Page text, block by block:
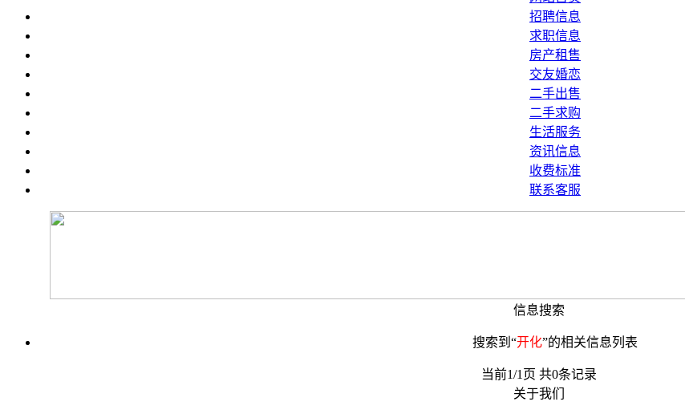
招聘信息
求职信息
房产租售
交友婚恋
二手出售
二手求购
生活服务
资讯信息
收费标准
联系客服
信息搜索
搜索到“开化”的相关信息列表
当前1/1页 共0条记录
关于我们